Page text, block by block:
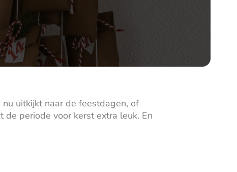
uitkijkt naar de feestdagen, of
de periode voor kerst extra leuk. En